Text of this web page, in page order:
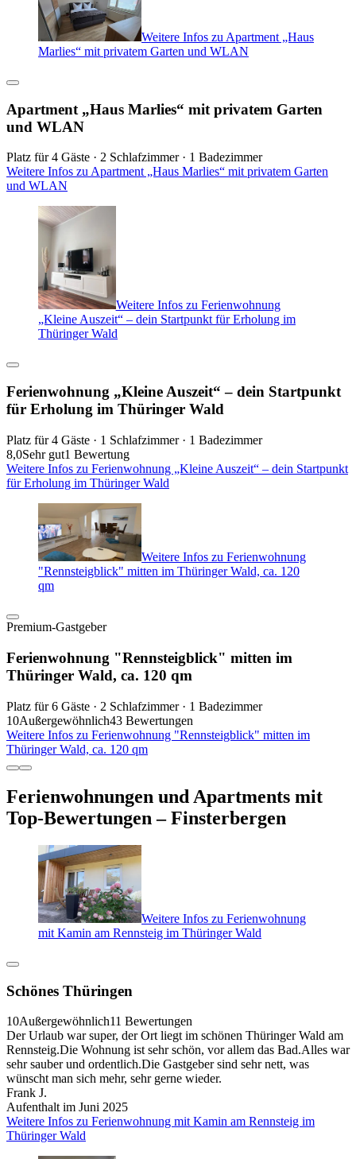
Weitere Infos zu Apartment „Haus
Marlies“ mit privatem Garten und WLAN
Apartment „Haus Marlies“ mit privatem Garten
und WLAN
Platz für 4 Gäste · 2 Schlafzimmer · 1 Badezimmer
Weitere Infos zu Apartment „Haus Marlies“ mit privatem Garten
und WLAN
Weitere Infos zu Ferienwohnung
„Kleine Auszeit“ – dein Startpunkt für Erholung im
Thüringer Wald
Ferienwohnung „Kleine Auszeit“ – dein Startpunkt
für Erholung im Thüringer Wald
Platz für 4 Gäste · 1 Schlafzimmer · 1 Badezimmer
8,0Sehr gut1 Bewertung
Weitere Infos zu Ferienwohnung „Kleine Auszeit“ – dein Startpunkt
für Erholung im Thüringer Wald
Weitere Infos zu Ferienwohnung
"Rennsteigblick" mitten im Thüringer Wald, ca. 120
qm
Premium-Gastgeber
Ferienwohnung "Rennsteigblick" mitten im
Thüringer Wald, ca. 120 qm
Platz für 6 Gäste · 2 Schlafzimmer · 1 Badezimmer
10Außergewöhnlich43 Bewertungen
Weitere Infos zu Ferienwohnung "Rennsteigblick" mitten im
Thüringer Wald, ca. 120 qm
Ferienwohnungen und Apartments mit
Top-Bewertungen – Finsterbergen
Weitere Infos zu Ferienwohnung
mit Kamin am Rennsteig im Thüringer Wald
Schönes Thüringen
10Außergewöhnlich11 Bewertungen
Der Urlaub war super, der Ort liegt im schönen Thüringer Wald am
Rennsteig.Die Wohnung ist sehr schön, vor allem das Bad.Alles war
sehr sauber und ordentlich.Die Gastgeber sind sehr nett, was
wünscht man sich mehr, sehr gerne wieder.
Frank J.
Aufenthalt im Juni 2025
Weitere Infos zu Ferienwohnung mit Kamin am Rennsteig im
Thüringer Wald